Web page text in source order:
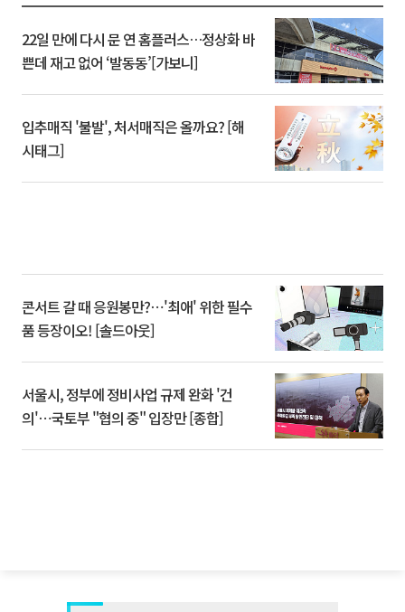
22일 만에 다시 문 연 홈플러스…정상화 바
쁜데 재고 없어 ‘발동동’[가보니]
입추매직 '불발', 처서매직은 올까요? [해
시태그]
콘서트 갈 때 응원봉만?⋯'최애' 위한 필수
품 등장이오! [솔드아웃]
서울시, 정부에 정비사업 규제 완화 '건
의'⋯국토부 "협의 중" 입장만 [종합]